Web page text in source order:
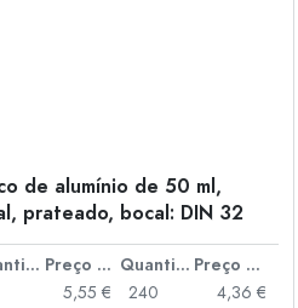
de alumínio de 50 ml,
prateado, bocal: DIN 32
Quantidade Preço por peça Quantidade
Preço por peça
5,55 €
240
4,36 €